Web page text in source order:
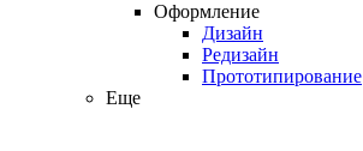
Оформление
Дизайн
Редизайн
Прототипирование
Еще